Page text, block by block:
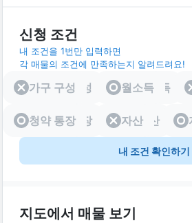
신청 조건
내 조건을 1번만 입력하면
각 매물의 조건에 만족하는지 알려드려요!
가구 구성 월소득
가구 구성 월소득
청약 통장 자산
청약 통장 자산
내 조건 확인하기
지도에서 매물 보기